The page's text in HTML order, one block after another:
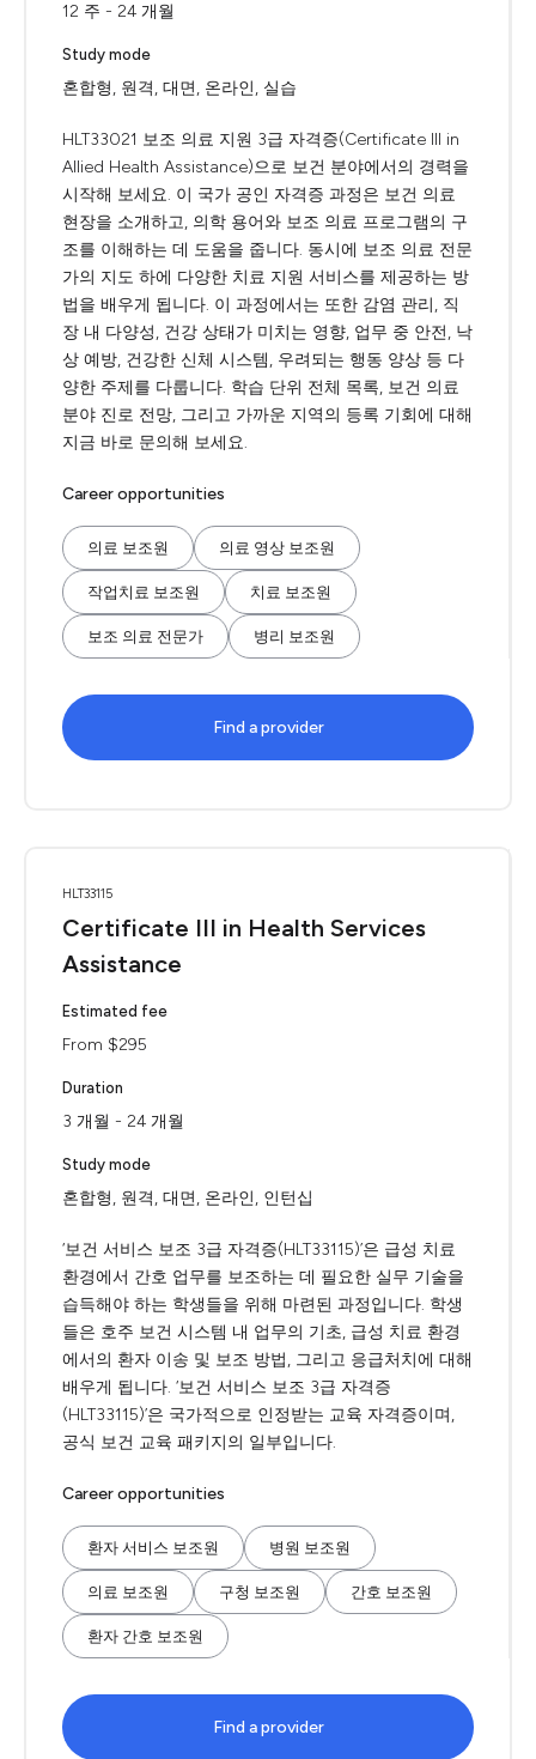
12 주 - 24 개월
Study mode
혼합형, 원격, 대면, 온라인, 실습
HLT33021 보조 의료 지원 3급 자격증(Certificate III in
Allied Health Assistance)으로 보건 분야에서의 경력을
시작해 보세요. 이 국가 공인 자격증 과정은 보건 의료
현장을 소개하고, 의학 용어와 보조 의료 프로그램의 구
조를 이해하는 데 도움을 줍니다. 동시에 보조 의료 전문
가의 지도 하에 다양한 치료 지원 서비스를 제공하는 방
법을 배우게 됩니다. 이 과정에서는 또한 감염 관리, 직
장 내 다양성, 건강 상태가 미치는 영향, 업무 중 안전, 낙
상 예방, 건강한 신체 시스템, 우려되는 행동 양상 등 다
양한 주제를 다룹니다. 학습 단위 전체 목록, 보건 의료
분야 진로 전망, 그리고 가까운 지역의 등록 기회에 대해
지금 바로 문의해 보세요.
Career opportunities
의료 보조원 의료 영상 보조원
작업치료 보조원 치료 보조원
보조 의료 전문가 병리 보조원
Find a provider
HLT33115
Certificate III in Health Services
Assistance
Estimated fee
From $295
Duration
3 개월 - 24 개월
Study mode
혼합형, 원격, 대면, 온라인, 인턴십
‘보건 서비스 보조 3급 자격증(HLT33115)’은 급성 치료
환경에서 간호 업무를 보조하는 데 필요한 실무 기술을
습득해야 하는 학생들을 위해 마련된 과정입니다. 학생
들은 호주 보건 시스템 내 업무의 기초, 급성 치료 환경
에서의 환자 이송 및 보조 방법, 그리고 응급처치에 대해
배우게 됩니다. ‘보건 서비스 보조 3급 자격증
(HLT33115)’은 국가적으로 인정받는 교육 자격증이며,
공식 보건 교육 패키지의 일부입니다.
Career opportunities
환자 서비스 보조원 병원 보조원
의료 보조원 구청 보조원 간호 보조원
환자 간호 보조원
Find a provider